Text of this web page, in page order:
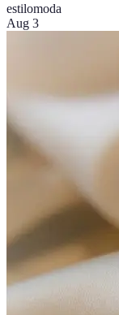
estilomoda
Aug 3